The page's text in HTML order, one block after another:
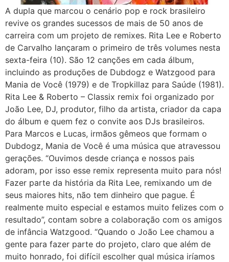
A dupla que marcou o cenário pop e rock brasileiro
revive os grandes sucessos de mais de 50 anos de
carreira com um projeto de remixes. Rita Lee e Roberto
de Carvalho lançaram o primeiro de três volumes nesta
sexta-feira (10). São 12 canções em cada álbum,
incluindo as produções de Dubdogz e Watzgood para
Mania de Você (1979) e de Tropkillaz para Saúde (1981).
Rita Lee & Roberto – Classix remix foi organizado por
João Lee, DJ, produtor, filho da artista, criador da capa
do álbum e quem fez o convite aos DJs brasileiros.
Para Marcos e Lucas, irmãos gêmeos que formam o
Dubdogz, Mania de Você é uma música que atravessou
gerações. “Ouvimos desde criança e nossos pais
adoram, por isso esse remix representa muito para nós!
Fazer parte da história da Rita Lee, remixando um de
seus maiores hits, não tem dinheiro que pague. É
realmente muito especial e estamos muito felizes com o
resultado”, contam sobre a colaboração com os amigos
de infância Watzgood. “Quando o João Lee chamou a
gente para fazer parte do projeto, claro que além de
muito honrado, foi difícil escolher qual música iríamos